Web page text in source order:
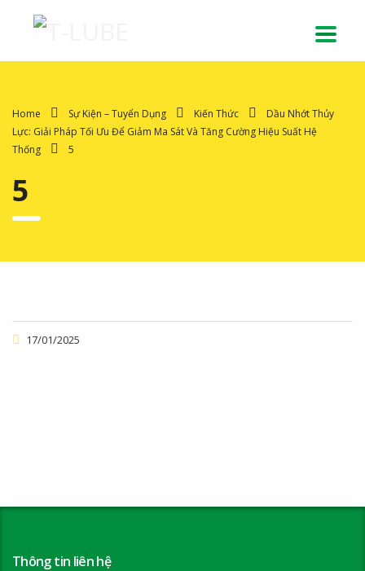
Home Sự Kiện – Tuyển Dụng Kiến Thức
Dầu Nhớt Thủy
Lực: Giải Pháp Tối Ưu Để Giảm Ma Sát Và Tăng Cường Hiệu Suất Hệ
Thống
5
5
17/01/2025
Thông tin liên hệ